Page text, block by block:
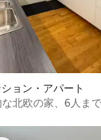
ョン・アパート
北欧の家、6人ま